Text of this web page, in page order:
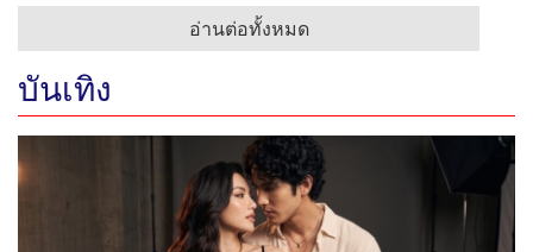
อ่านต่อทั้งหมด
บันเทิง